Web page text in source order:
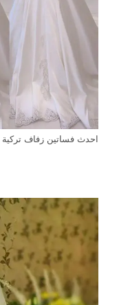
احدث فساتين زفاف تركية